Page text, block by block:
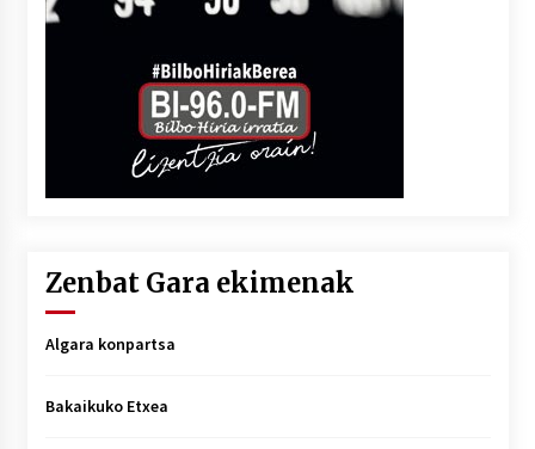
Zenbat Gara ekimenak
Algara konpartsa
Bakaikuko Etxea